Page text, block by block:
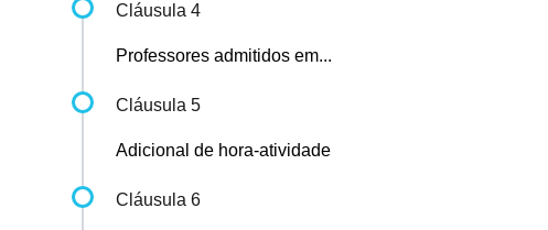
Cláusula 4
Professores admitidos em...
Cláusula 5
Adicional de hora-atividade
Cláusula 6